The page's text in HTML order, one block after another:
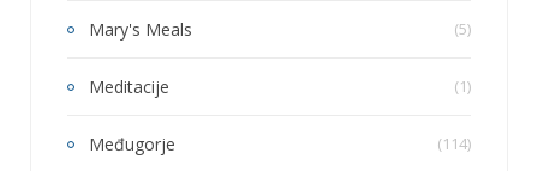
Mary's Meals (5)
Meditacije (1)
Međugorje (114)